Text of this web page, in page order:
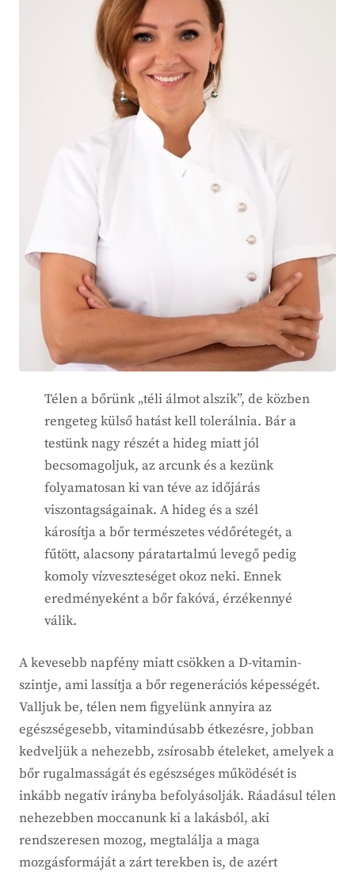
Télen a bőrünk „téli álmot alszik”, de közben
rengeteg külső hatást kell tolerálnia. Bár a
testünk nagy részét a hideg miatt jól
becsomagoljuk, az arcunk és a kezünk
folyamatosan ki van téve az időjárás
viszontagságainak. A hideg és a szél
károsítja a bőr természetes védőrétegét, a
fűtött, alacsony páratartalmú levegő pedig
komoly vízveszteséget okoz neki. Ennek
eredményeként a bőr fakóvá, érzékennyé
válik.
A kevesebb napfény miatt csökken a D-vitamin-
szintje, ami lassítja a bőr regenerációs képességét.
Valljuk be, télen nem figyelünk annyira az
egészségesebb, vitamindúsabb étkezésre, jobban
kedveljük a nehezebb, zsírosabb ételeket, amelyek a
bőr rugalmasságát és egészséges működését is
inkább negatív irányba befolyásolják. Ráadásul télen
nehezebben moccanunk ki a lakásból, aki
rendszeresen mozog, megtalálja a maga
mozgásformáját a zárt terekben is, de azért